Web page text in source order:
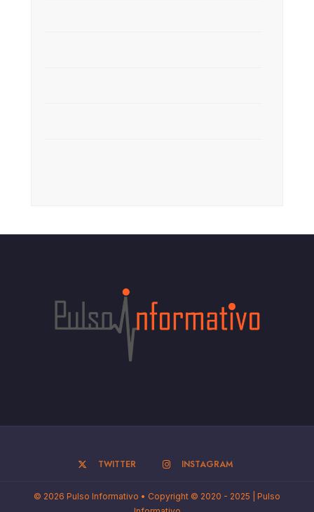
TWITTER INSTAGRAM
© 2026 Pulso Informativo • Copyright © 2020 - 2025 | Pulso